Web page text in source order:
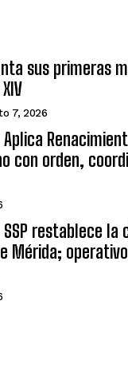
sus primeras
7, 2026
Aplica
con orden,
SSP restablece la
Mérida;